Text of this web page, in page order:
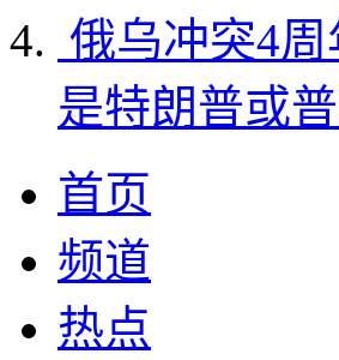
俄乌冲突4
是特朗普或
首页
频道
热点